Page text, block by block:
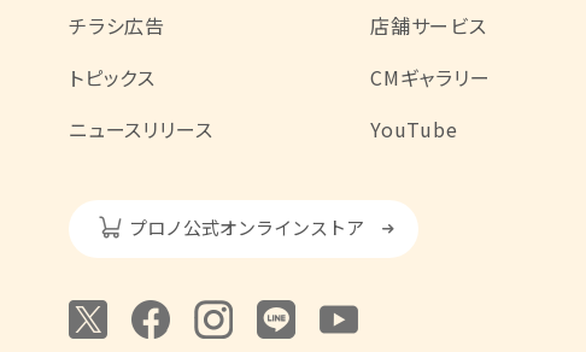
チラシ広告
トピックス
ニュースリリース
店舗サービス
CMギャラリー
YouTube
プロノ公式オンラインストア